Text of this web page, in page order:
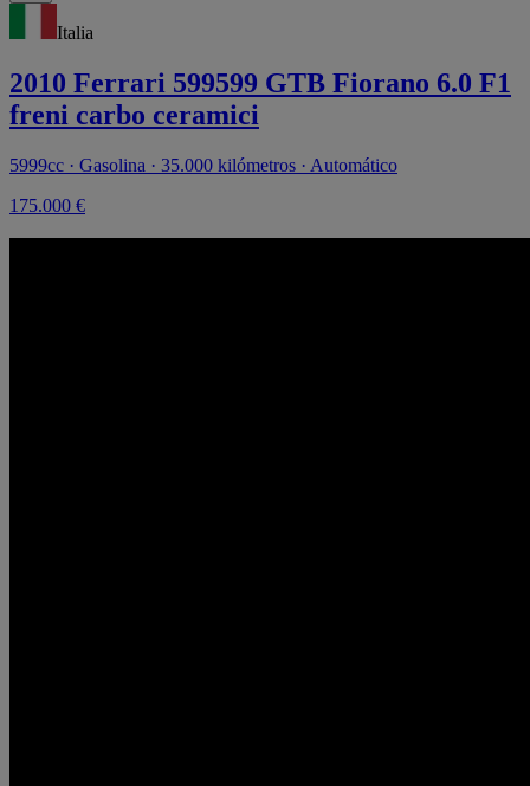
Italia
2010 Ferrari 599599 GTB Fiorano 6.0 F1
freni carbo ceramici
5999cc · Gasolina · 35.000 kilómetros · Automático
175.000 €